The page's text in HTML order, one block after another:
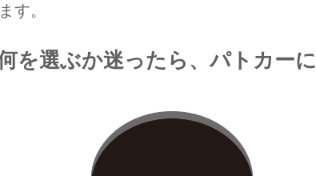
す。
を選ぶか迷ったら、パトカーに